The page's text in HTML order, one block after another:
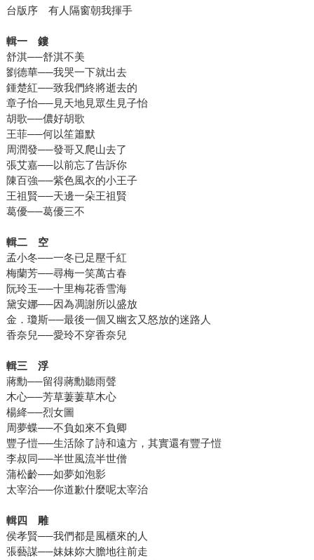
台版序 有人隔窗朝我揮手
輯一 鏤
舒淇──舒淇不美
劉德華──我哭一下就出去
鍾楚紅──致我們終將逝去的
章子怡──見天地見眾生見子怡
胡歌──儂好胡歌
王菲──何以笙簫默
周潤發──發哥又爬山去了
張艾嘉──以前忘了告訴你
陳百強──紫色風衣的小王子
王祖賢──天邊一朵王祖賢
葛優──葛優三不
輯二 空
孟小冬──一冬已足壓千紅
梅蘭芳──尋梅一笑萬古春
阮玲玉──十里梅花香雪海
黛安娜──因為凋謝所以盛放
金．瓊斯──最後一個又幽玄又怒放的迷路人
香奈兒──愛玲不穿香奈兒
輯三 浮
蔣勳──留得蔣勳聽雨聲
木心──芳草萋萋草木心
楊絳──烈女圖
周夢蝶──不負如來不負卿
豐子愷──生活除了詩和遠方，其實還有豐子愷
李叔同──半世風流半世僧
蒲松齡──如夢如泡影
太宰治──你道歉什麼呢太宰治
輯四 雕
侯孝賢──我們都是風櫃來的人
張藝謀──妹妹妳大膽地往前走